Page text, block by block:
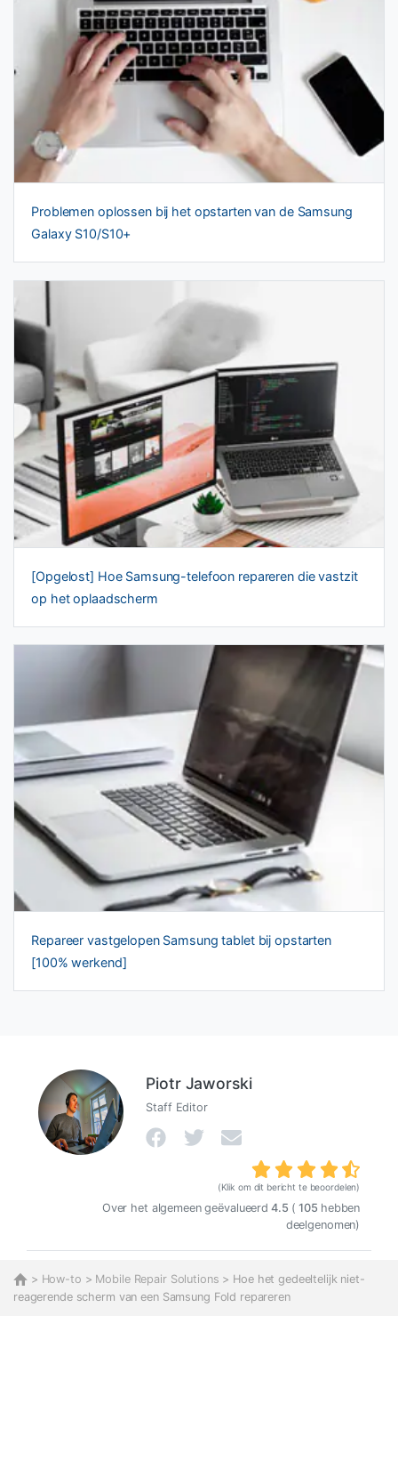
Problemen oplossen bij het opstarten van de Samsung
Galaxy S10/S10+
[Opgelost] Hoe Samsung-telefoon repareren die vastzit
op het oplaadscherm
Repareer vastgelopen Samsung tablet bij opstarten
[100% werkend]
Piotr Jaworski
Staff Editor
(Klik om dit bericht te beoordelen)
Over het algemeen geëvalueerd 4.5 ( 105 hebben
deelgenomen)
> How-to > Mobile Repair Solutions > Hoe het gedeeltelijk niet-
reagerende scherm van een Samsung Fold repareren